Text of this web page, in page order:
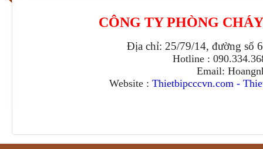
CÔNG TY PHÒNG
Địa chỉ: 25/79/14, đường số
Hotline :
Email:
Website : Thietbipcccvn.com -